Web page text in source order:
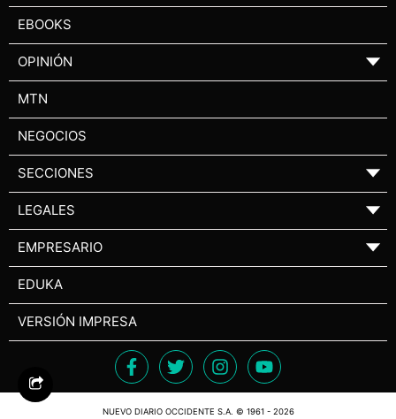
EBOOKS
OPINIÓN ▼
MTN
NEGOCIOS
SECCIONES ▼
LEGALES ▼
EMPRESARIO ▼
EDUKA
VERSIÓN IMPRESA
NUEVO DIARIO OCCIDENTE S.A. © 1961 - 2026